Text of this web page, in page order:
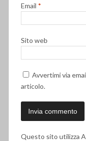
Email *
Sito web
Avvertimi via
articolo.
Questo sito utilizza